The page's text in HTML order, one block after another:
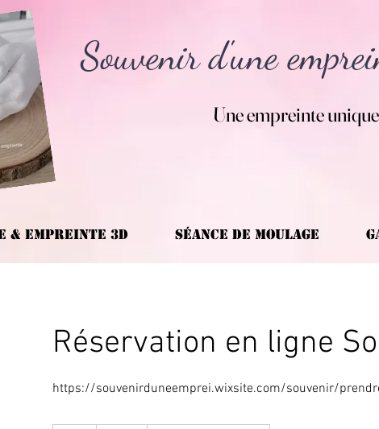
Souvenir d'une
Une empreinte
& Empreinte 3D Séance de Moulage
Réservation en ligne
https://souvenirduneemprei.wixsite.com/souvenir/